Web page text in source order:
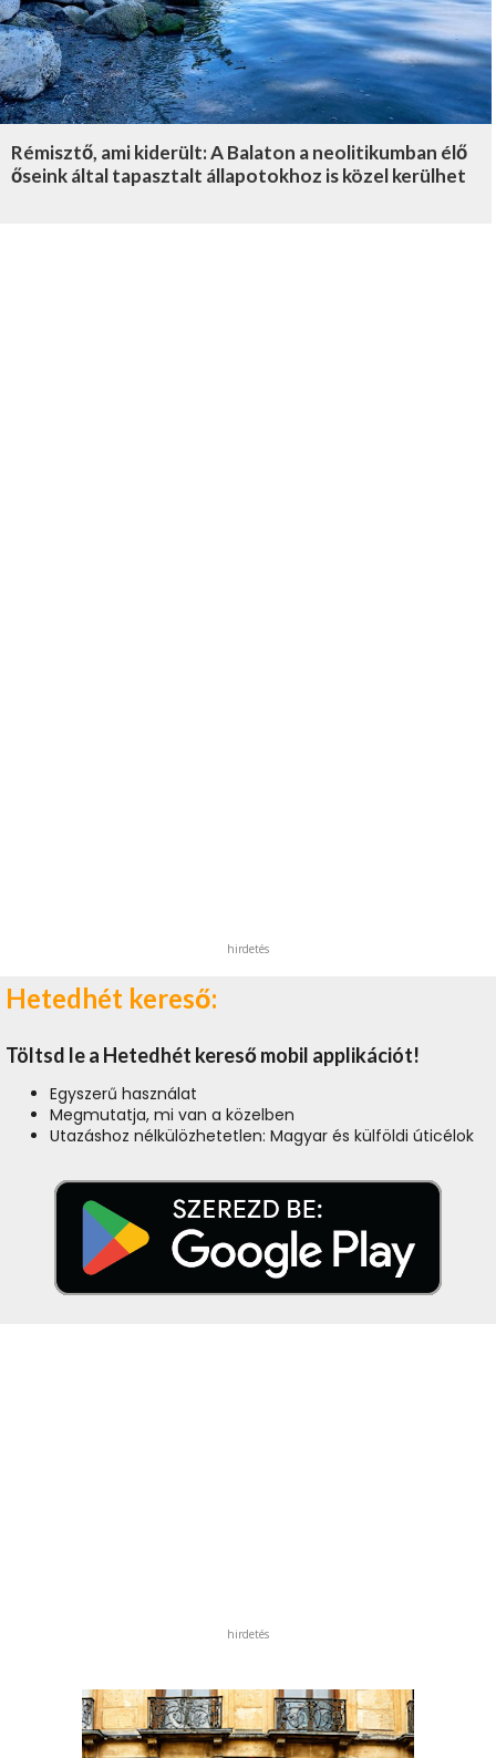
Rémisztő, ami kiderült: A Balaton a neolitikumban élő
őseink által tapasztalt állapotokhoz is közel kerülhet
hirdetés
Hetedhét kereső:
Töltsd le a Hetedhét kereső mobil applikációt!
Egyszerű használat
Megmutatja, mi van a közelben
Utazáshoz nélkülözhetetlen: Magyar és külföldi úticélok
hirdetés